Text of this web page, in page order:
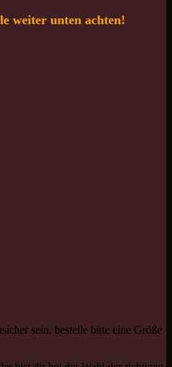
weiter unten achten!
sein, bestelle bitte eine Größe